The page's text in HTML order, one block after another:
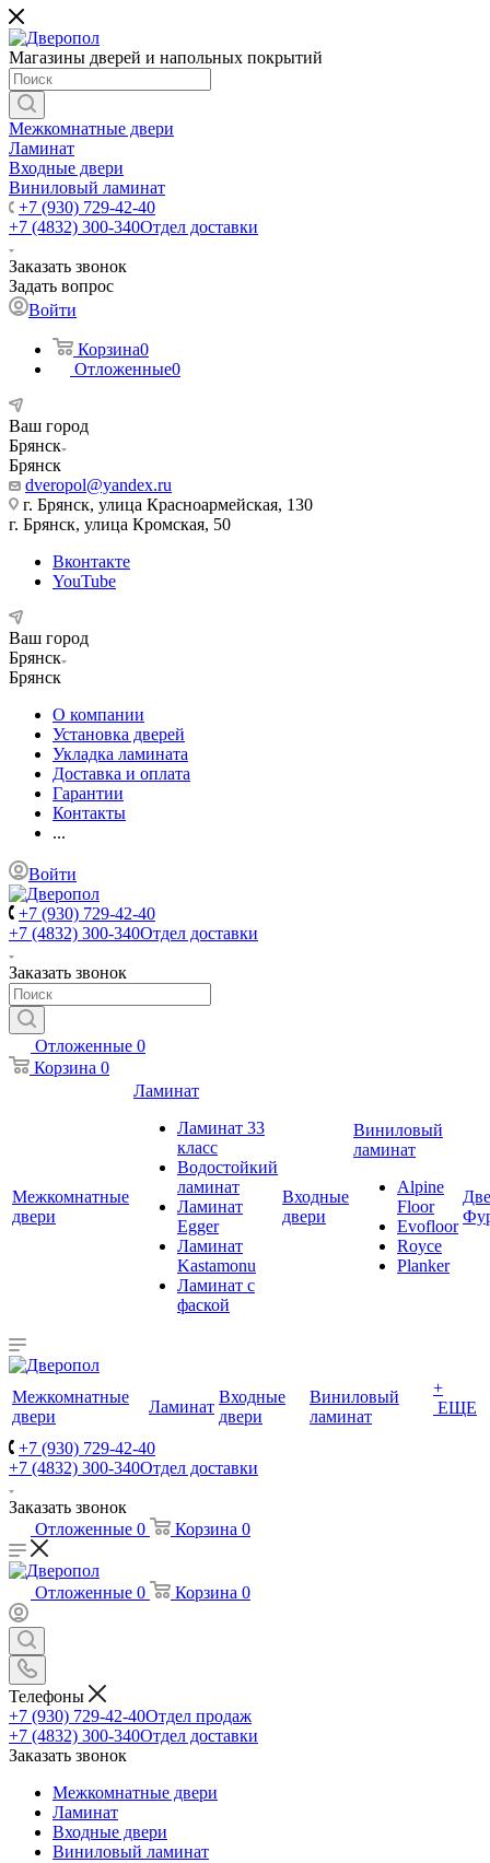
Магазины дверей и напольных покрытий
Межкомнатные двери
Ламинат
Входные двери
Виниловый ламинат
+7 (930) 729-42-40
+7 (4832) 300-340Отдел доставки
Заказать звонок
Задать вопрос
Войти
Корзина0
Отложенные0
Ваш город
Брянск
Брянск
dveropol@yandex.ru
г. Брянск, улица Красноармейская, 130
г. Брянск, улица Кромская, 50
Вконтакте
YouTube
Ваш город
Брянск
Брянск
О компании
Установка дверей
Укладка ламината
Доставка и оплата
Гарантии
Контакты
...
Войти
+7 (930) 729-42-40
+7 (4832) 300-340Отдел доставки
Заказать звонок
Отложенные 0
Корзина 0
Межкомнатные
двери
Ламинат
Ламинат 33
класс
Водостойкий
ламинат
Ламинат
Egger
Ламинат
Kastamonu
Ламинат с
фаской
Входные
двери
Виниловый
ламинат
Alpine
Floor
Evofloor
Royce
Planker
Межкомнатные
двери
Ламинат
Входные
двери
Виниловый
ламинат
+
ЕЩЕ
+7 (930) 729-42-40
+7 (4832) 300-340Отдел доставки
Заказать звонок
Отложенные 0 Корзина 0
Отложенные 0 Корзина 0
Телефоны
+7 (930) 729-42-40Отдел продаж
+7 (4832) 300-340Отдел доставки
Заказать звонок
Межкомнатные двери
Ламинат
Входные двери
Виниловый ламинат